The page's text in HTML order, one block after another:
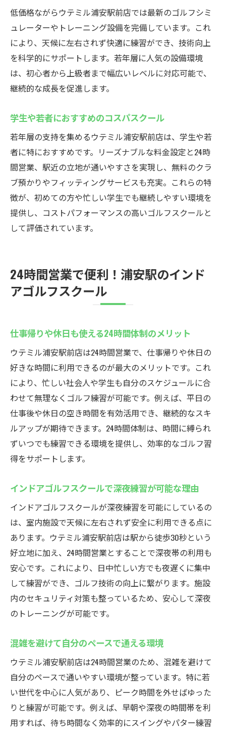
低価格ながらウテミル浦安駅前店では最新のゴルフシミ
ュレーターやトレーニング設備を完備しています。これ
により、天候に左右されず快適に練習ができ、技術向上
を科学的にサポートします。若年層に人気の設備環境
は、初心者から上級者まで幅広いレベルに対応可能で、
継続的な成長を促進します。
学生や若者におすすめのコスパスクール
若年層の支持を集めるウテミル浦安駅前店は、学生や若
者に特におすすめです。リーズナブルな料金設定と24時
間営業、駅近の立地が通いやすさを実現し、無料のクラ
ブ預かりやフィッティングサービスも充実。これらの特
徴が、初めての方や忙しい学生でも継続しやすい環境を
提供し、コストパフォーマンスの高いゴルフスクールと
して評価されています。
24時間営業で便利！浦安駅のインド
アゴルフスクール
仕事帰りや休日も使える24時間体制のメリット
ウテミル浦安駅前店は24時間営業で、仕事帰りや休日の
好きな時間に利用できるのが最大のメリットです。これ
により、忙しい社会人や学生も自分のスケジュールに合
わせて無理なくゴルフ練習が可能です。例えば、平日の
仕事後や休日の空き時間を有効活用でき、継続的なスキ
ルアップが期待できます。24時間体制は、時間に縛られ
ずいつでも練習できる環境を提供し、効率的なゴルフ習
得をサポートします。
インドアゴルフスクールで深夜練習が可能な理由
インドアゴルフスクールが深夜練習を可能にしているの
は、室内施設で天候に左右されず安全に利用できる点に
あります。ウテミル浦安駅前店は駅から徒歩30秒という
好立地に加え、24時間営業とすることで深夜帯の利用も
安心です。これにより、日中忙しい方でも夜遅くに集中
して練習ができ、ゴルフ技術の向上に繋がります。施設
内のセキュリティ対策も整っているため、安心して深夜
のトレーニングが可能です。
混雑を避けて自分のペースで通える環境
ウテミル浦安駅前店は24時間営業のため、混雑を避けて
自分のペースで通いやすい環境が整っています。特に若
い世代を中心に人気があり、ピーク時間を外せばゆった
りと練習が可能です。例えば、早朝や深夜の時間帯を利
用すれば、待ち時間なく効率的にスイングやパター練習